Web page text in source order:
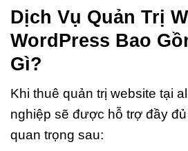
Dịch Vụ Quản Trị
WordPress Bao
Gì?
Khi thuê quản trị website tại
nghiệp sẽ được hỗ trợ đầy
quan trọng sau: